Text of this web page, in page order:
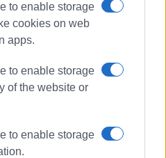
to enable storage
cookies on web
apps.
to enable storage
of the website or
to enable storage